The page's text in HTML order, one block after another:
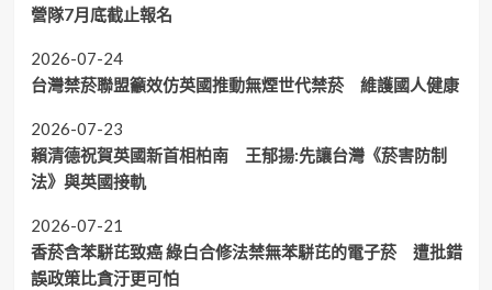
營隊7月底截止報名
2026-07-24
台灣禁菸聯盟籲效仿英國推動無煙世代禁菸 維護國人健康
2026-07-23
賴清德祝賀英國新首相柏南 王郁揚:先讓台灣《菸害防制
法》與英國接軌
2026-07-21
香菸含苯駢芘致癌 綠白合修法禁無苯駢芘的電子菸 遭批錯
誤政策比貪汙更可怕